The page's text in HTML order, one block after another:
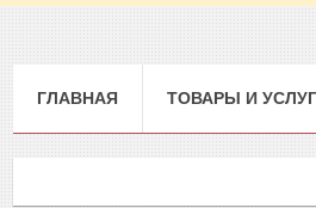
ГЛАВНАЯ ТОВАРЫ И